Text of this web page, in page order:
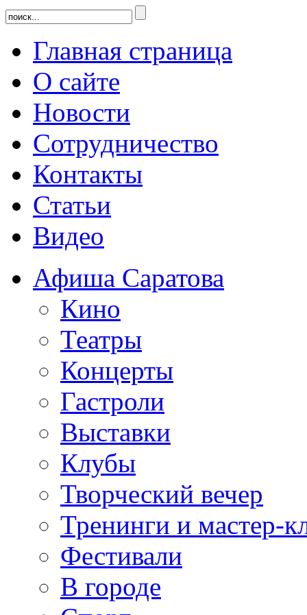
Главная страница
О сайте
Новости
Сотрудничество
Контакты
Статьи
Видео
Афиша Саратова
Кино
Театры
Концерты
Гастроли
Выставки
Клубы
Творческий вечер
Тренинги и мастер-
Фестивали
В городе